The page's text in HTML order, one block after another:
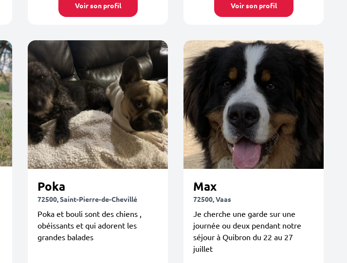
Voir son profil Voir son profil
Poka
72500, Saint-Pierre-de-Chevillé
Poka et bouli sont des chiens ,
obéissants et qui adorent les
grandes balades
Max
72500, Vaas
Je cherche une garde sur une
journée ou deux pendant notre
séjour à Quibron du 22 au 27
juillet